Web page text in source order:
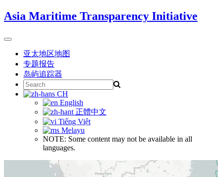
Skip
to
Asia Maritime Transparency Initiative
Toggle
navigation亚太地区地图
专题报告
岛屿追踪器
Search
for:
CH
English
正體中文
Tiếng Việt
Melayu
NOTE: Some content may not be available in all
languages.